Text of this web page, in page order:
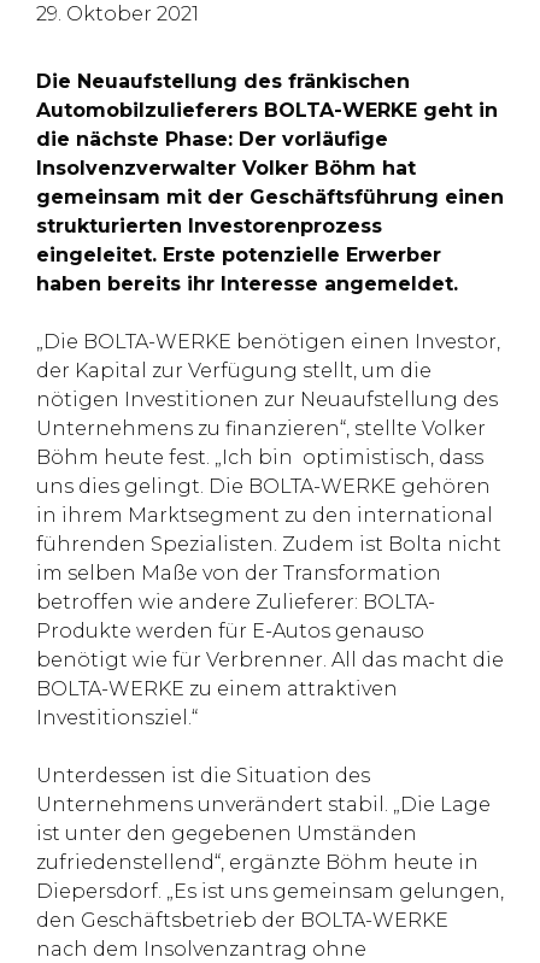
29. Oktober 2021
Die Neuaufstellung des fränkischen
Automobilzulieferers BOLTA-WERKE geht in
die nächste Phase: Der vorläufige
Insolvenzverwalter Volker Böhm hat
gemeinsam mit der Geschäftsführung einen
strukturierten Investorenprozess
eingeleitet. Erste potenzielle Erwerber
haben bereits ihr Interesse angemeldet.
„Die BOLTA-WERKE benötigen einen Investor,
der Kapital zur Verfügung stellt, um die
nötigen Investitionen zur Neuaufstellung des
Unternehmens zu finanzieren“, stellte Volker
Böhm heute fest. „Ich bin optimistisch, dass
uns dies gelingt. Die BOLTA-WERKE gehören
in ihrem Marktsegment zu den international
führenden Spezialisten. Zudem ist Bolta nicht
im selben Maße von der Transformation
betroffen wie andere Zulieferer: BOLTA-
Produkte werden für E-Autos genauso
benötigt wie für Verbrenner. All das macht die
BOLTA-WERKE zu einem attraktiven
Investitionsziel.“
Unterdessen ist die Situation des
Unternehmens unverändert stabil. „Die Lage
ist unter den gegebenen Umständen
zufriedenstellend“, ergänzte Böhm heute in
Diepersdorf. „Es ist uns gemeinsam gelungen,
den Geschäftsbetrieb der BOLTA-WERKE
nach dem Insolvenzantrag ohne